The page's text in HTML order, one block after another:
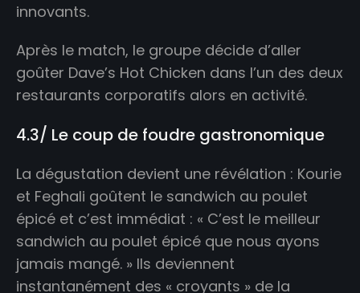
innovants.
Après le match, le groupe décide d’aller
goûter Dave’s Hot Chicken dans l’un des deux
restaurants corporatifs alors en activité.
4.3/ Le coup de foudre gastronomique
La dégustation devient une révélation : Kourie
et Feghali goûtent le sandwich au poulet
épicé et c’est immédiat : « C’est le meilleur
sandwich au poulet épicé que nous ayons
jamais mangé. » Ils deviennent
instantanément des « croyants » de la